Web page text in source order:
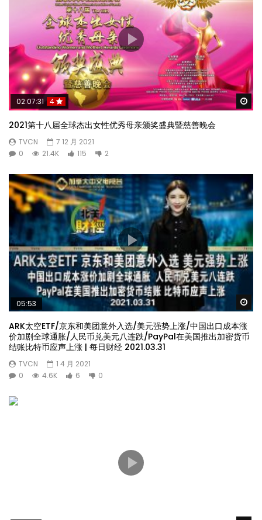
02:07:31 4
2021第十八届全球杰出女性优秀母亲颁奖盛典暨慈善晚会
TVCN
7 12 月 2021
0
21.4K 115 2
05:53
ARK太空ETF/京东和美团意外入选/美元强势上涨/中国出口成本涨
价加剧全球通胀/人民币兑美元八连跌/PayPal在美国推出加密货币
结账比特币应声上涨 | 每日财经 2021.03.31
TVCN
1 4 月 2021
0
4.6K 6 0